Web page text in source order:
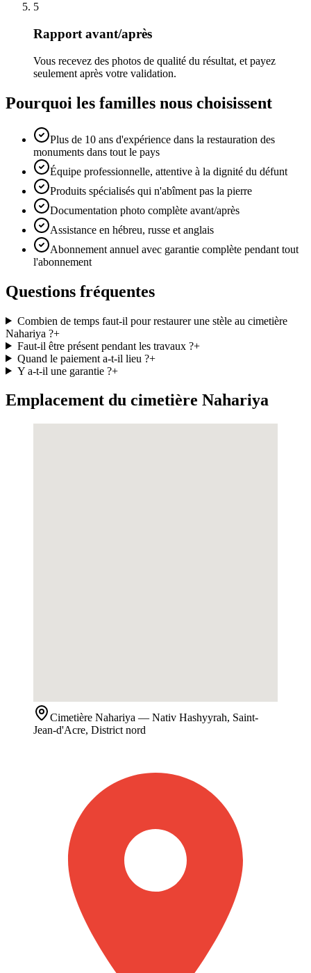
5
Rapport avant/après
Vous recevez des photos de qualité du résultat, et payez
seulement après votre validation.
Pourquoi les familles nous choisissent
Plus de 10 ans d'expérience dans la restauration des
monuments dans tout le pays
Équipe professionnelle, attentive à la dignité du défunt
Produits spécialisés qui n'abîment pas la pierre
Documentation photo complète avant/après
Assistance en hébreu, russe et anglais
Abonnement annuel avec garantie complète pendant tout
l'abonnement
Questions fréquentes
Combien de temps faut-il pour restaurer une stèle au cimetière
Nahariya ?+
Faut-il être présent pendant les travaux ?+
Quand le paiement a-t-il lieu ?+
Y a-t-il une garantie ?+
Emplacement du cimetière Nahariya
Cimetière Nahariya — Nativ Hashyyrah, Saint-
Jean-d'Acre, District nord